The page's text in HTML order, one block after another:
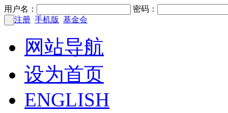
用户名：
密码：
注册 手机版 基金会
网站导航
设为首页
ENGLISH